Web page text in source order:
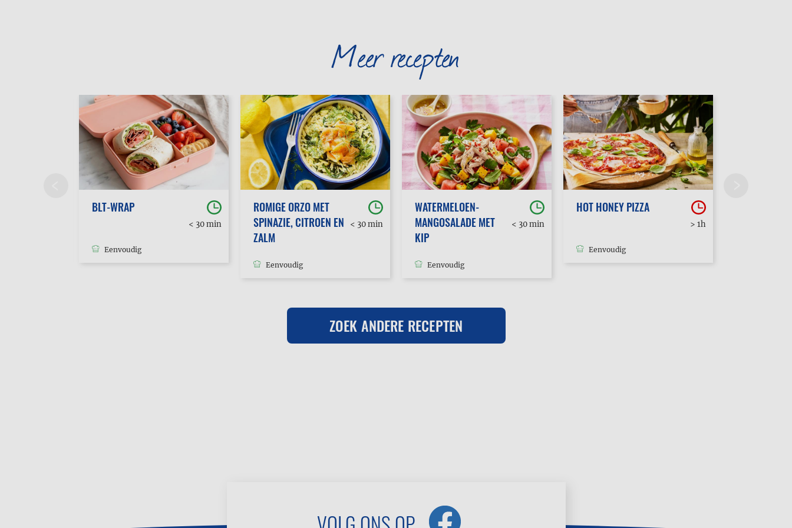
Meer recepten
BLT-WRAP
< 30 min
Eenvoudig
ROMIGE ORZO MET
SPINAZIE, CITROEN EN
ZALM
< 30 min
Eenvoudig
WATERMELOEN-
MANGOSALADE MET
KIP
< 30 min
Eenvoudig
HOT HONEY PIZZA
> 1h
Eenvoudig
ZOEK ANDERE RECEPTEN